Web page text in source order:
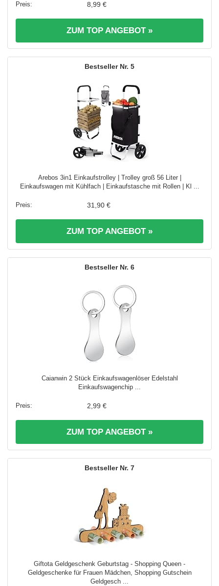
8,99 €
ZUM TOP ANGEBOT »
5
Arebos 3in1 Einkaufstrolley | Trolley groß 56 Liter |
Einkaufswagen mit Kühlfach | Einkaufstasche mit Rollen | Kl ...
31,90 €
ZUM TOP ANGEBOT »
6
Caianwin 2 Stück Einkaufswagenlöser Edelstahl
Einkaufswagenchip ...
2,99 €
ZUM TOP ANGEBOT »
7
Giftota Geldgeschenk Geburtstag - Shopping Queen -
Geldgeschenke für Frauen Mädchen, Shopping Gutschein
Geldgesch ...